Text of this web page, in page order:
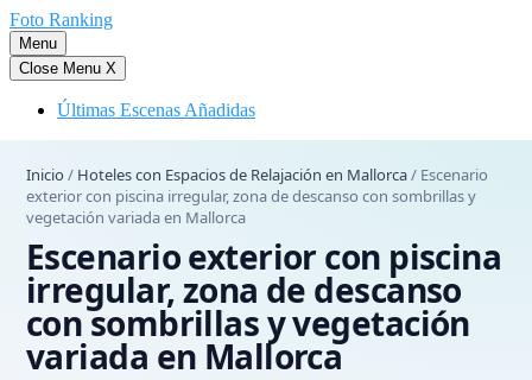
Saltar
al
contenido
Foto Ranking
Menu
Close Menu X
Últimas Escenas Añadidas
Inicio / Hoteles con Espacios de Relajación en Mallorca/ Escenario
exterior con piscina irregular, zona de descanso con sombrillas y
vegetación variada en Mallorca
Escenario exterior con piscina
irregular, zona de descanso
con sombrillas y vegetación
variada en Mallorca